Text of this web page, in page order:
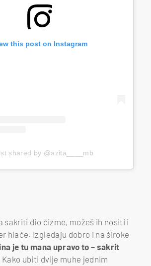
this post on Instagram
shared by @azita____mb
sakriti dio čizme, možeš ih nositi i
hlače. Izgledaju dobro i na široke
je tu mana upravo to – sakrit
Kako ubiti dvije muhe jednim